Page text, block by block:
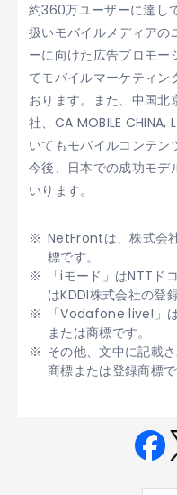
約360万ユーザーに達し
扱いモバイルメディア
ーに向けた広告プロモー
てモバイルマーケティン
おります。また、中国北
社、CA MOBILE CHINA,
いてもモバイルコンテン
今後、日本での成功モデ
いります。
NetFrontは、株式会
標です。
「iモード」はNTTド
はKDDI株式会社の登
「Vodafone live!」
または商標です。
その他、文中に記載
商標または登録商標で